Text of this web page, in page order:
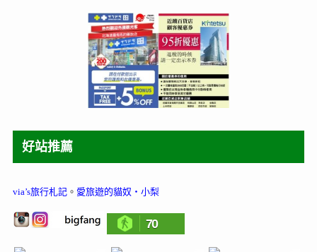
好站推薦
via’s旅行札記。 愛旅遊的貓奴‧小梨
70